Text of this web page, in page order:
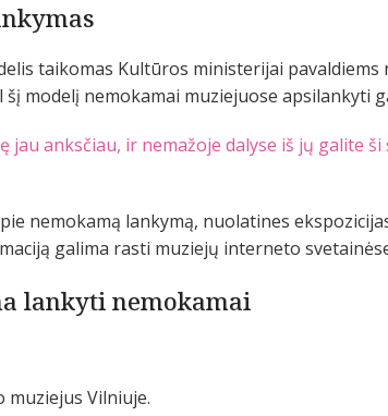
taikomas Kultūros ministerijai pavaldiems
modelį nemokamai muziejuose apsilankyti
jau anksčiau, ir nemažoje dalyse iš jų galite
nemokamą lankymą, nuolatines
galima rasti muziejų interneto
lankyti nemokamai
Vilniuje.